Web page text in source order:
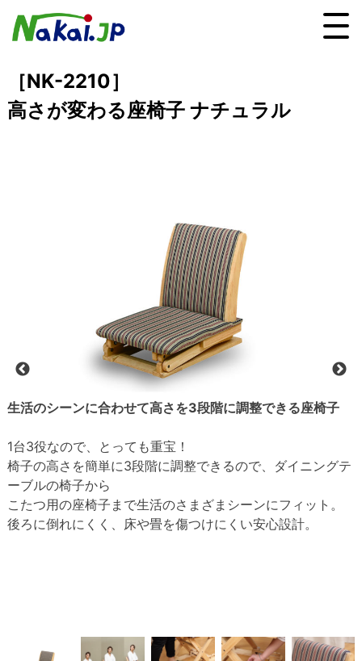
［NK-2210］
高さが変わる座椅子 ナチュラル
生活のシーンに合わせて高さを3段階に調整できる座椅子
1台3役なので、とっても重宝！
椅子の高さを簡単に3段階に調整できるので、ダイニングテ
ーブルの椅子から
こたつ用の座椅子まで生活のさまざまシーンにフィット。
後ろに倒れにくく、床や畳を傷つけにくい安心設計。